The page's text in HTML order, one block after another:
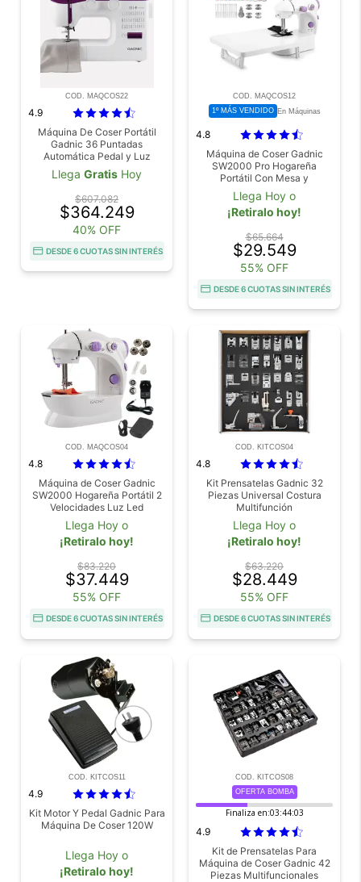
COD. MAQCOS22
4.9
Máquina De Coser Portátil
Gadnic 36 Puntadas
Automática Pedal y Luz
Llega Gratis Hoy
$607.082
$364.249
40% OFF
DESDE 6 CUOTAS SIN INTERÉS
COD. MAQCOS12
1º MÁS VENDIDO En Máquinas
4.8
Máquina de Coser Gadnic
SW2000 Pro Hogareña
Portátil Con Mesa y
Accesorios 2 Velocidades Luz
Led
Llega Hoy o
¡Retiralo hoy!
$65.664
$29.549
55% OFF
DESDE 6 CUOTAS SIN INTERÉS
COD. MAQCOS04
4.8
Máquina de Coser Gadnic
SW2000 Hogareña Portátil 2
Velocidades Luz Led
Llega Hoy o
¡Retiralo hoy!
$83.220
$37.449
55% OFF
DESDE 6 CUOTAS SIN INTERÉS
COD. KITCOS04
4.8
Kit Prensatelas Gadnic 32
Piezas Universal Costura
Multifunción
Llega Hoy o
¡Retiralo hoy!
$63.220
$28.449
55% OFF
DESDE 6 CUOTAS SIN INTERÉS
COD. KITCOS11
4.9
Kit Motor Y Pedal Gadnic Para
Máquina De Coser 120W
Llega Hoy o
¡Retiralo hoy!
COD. KITCOS08
OFERTA BOMBA
Finaliza en:03:44:03
4.9
Kit de Prensatelas Para
Máquina de Coser Gadnic 42
Piezas Multifuncionales